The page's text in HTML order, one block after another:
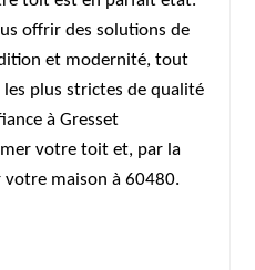
offrir des solutions de
et modernité, tout
plus strictes de qualité
à Gresset
votre toit et, par la
votre maison à 60480.